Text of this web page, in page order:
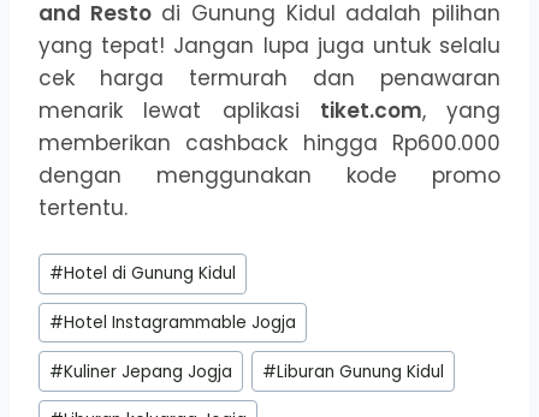
and Restodi Gunung Kidul adalah pilihan
yang tepat! Jangan lupa juga untuk selalu
cek harga termurah dan penawaran
menarik lewat aplikasi tiket.com, yang
memberikan cashback hingga Rp600.000
dengan menggunakan kode promo
tertentu.
Post
Tags:
#Hotel di Gunung Kidul
#Hotel Instagrammable Jogja
#Kuliner Jepang Jogja #Liburan Gunung Kidul